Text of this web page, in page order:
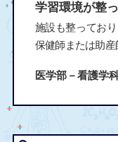
学習環境が整
施設も整ってお
保健師または助産
医学部－看護学